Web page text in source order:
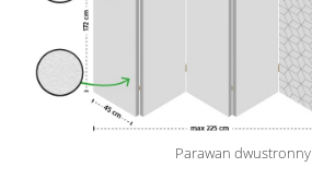
Parawan dwustronny